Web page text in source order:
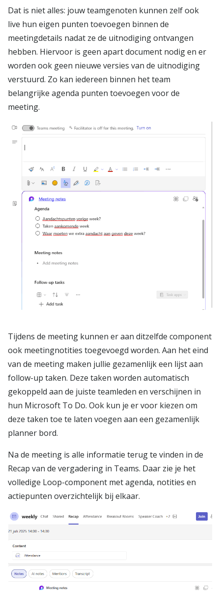
Dat is niet alles: jouw teamgenoten kunnen zelf ook
live hun eigen punten toevoegen binnen de
meetingdetails nadat ze de uitnodiging ontvangen
hebben. Hiervoor is geen apart document nodig en er
worden ook geen nieuwe versies van de uitnodiging
verstuurd. Zo kan iedereen binnen het team
belangrijke agenda punten toevoegen voor de
meeting.
Tijdens de meeting kunnen er aan ditzelfde component
ook meetingnotities toegevoegd worden. Aan het eind
van de meeting maken jullie gezamenlijk een lijst aan
follow-up taken. Deze taken worden automatisch
gekoppeld aan de juiste teamleden en verschijnen in
hun Microsoft To Do. Ook kun je er voor kiezen om
deze taken toe te laten voegen aan een gezamenlijk
planner bord.
Na de meeting is alle informatie terug te vinden in de
Recap van de vergadering in Teams. Daar zie je het
volledige Loop-component met agenda, notities en
actiepunten overzichtelijk bij elkaar.